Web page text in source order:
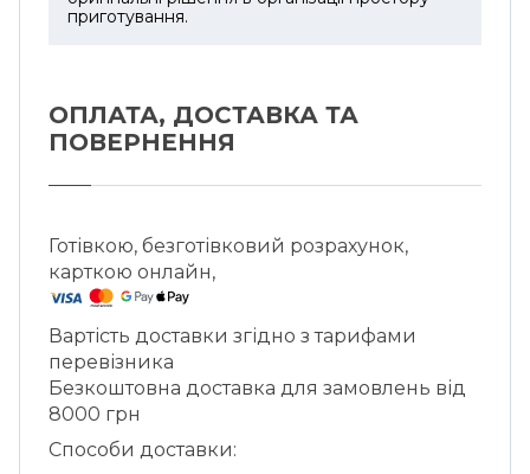
приготування.
ОПЛАТА, ДОСТАВКА ТА
ПОВЕРНЕННЯ
Готівкою, безготівковий розрахунок,
карткою онлайн,
Вартість доставки згідно з тарифами
перевізника
Безкоштовна доставка для замовлень від
8000 грн
Способи доставки: